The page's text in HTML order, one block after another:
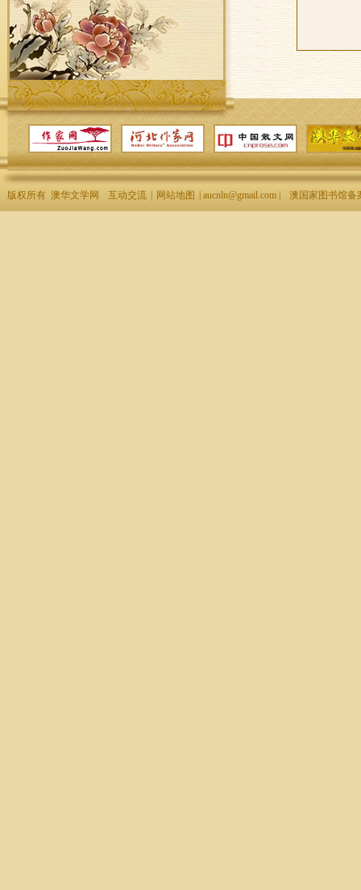
版权所有 澳华文学网 互动交流 网站地图 | aucnln@gmail.com | 澳国家图书馆备